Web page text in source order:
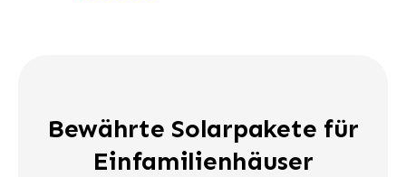
Bewährte Solarpakete für
Einfamilienhäuser